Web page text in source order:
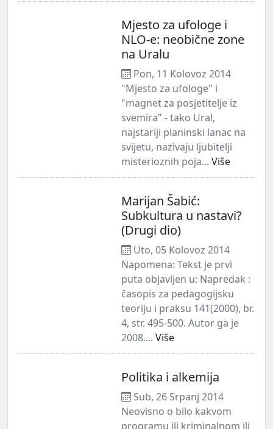
Mjesto za ufologe i
NLO-e: neobične zone
na Uralu
Pon, 11 Kolovoz 2014
"Mjesto za ufologe" i
"magnet za posjetitelje iz
svemira" - tako Ural,
najstariji planinski lanac na
svijetu, nazivaju ljubitelji
misterioznih poja... Više
Marijan Šabić:
Subkultura u nastavi?
(Drugi dio)
Uto, 05 Kolovoz 2014
Napomena: Tekst je prvi
puta objavljen u: Napredak :
časopis za pedagogijsku
teoriju i praksu 141(2000), br.
4, str. 495-500. Autor ga je
2008.... Više
Politika i alkemija
Sub, 26 Srpanj 2014
Neovisno o bilo kakvom
programu ili kriminalnom ili